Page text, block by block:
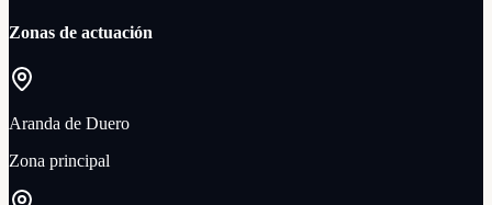
Zonas de actuación
Aranda de Duero
Zona principal